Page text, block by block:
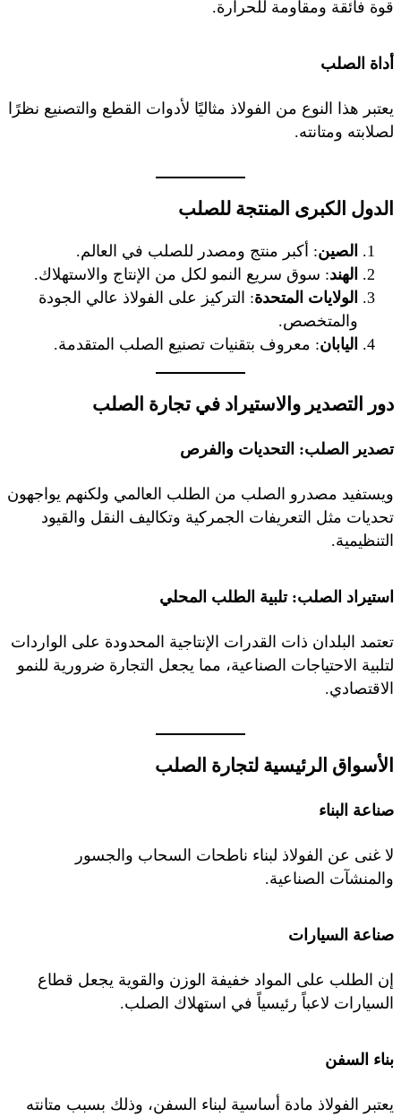
قوة فائقة ومقاومة للحرارة.
أداة الصلب
يعتبر هذا النوع من الفولاذ مثاليًا لأدوات القطع والتصنيع نظرًا
لصلابته ومتانته.
الدول الكبرى المنتجة للصلب
الصين: أكبر منتج ومصدر للصلب في العالم.
الهند: سوق سريع النمو لكل من الإنتاج والاستهلاك.
الولايات المتحدة: التركيز على الفولاذ عالي الجودة
والمتخصص.
اليابان: معروف بتقنيات تصنيع الصلب المتقدمة.
دور التصدير والاستيراد في تجارة الصلب
تصدير الصلب: التحديات والفرص
ويستفيد مصدرو الصلب من الطلب العالمي ولكنهم يواجهون
تحديات مثل التعريفات الجمركية وتكاليف النقل والقيود
التنظيمية.
استيراد الصلب: تلبية الطلب المحلي
تعتمد البلدان ذات القدرات الإنتاجية المحدودة على الواردات
لتلبية الاحتياجات الصناعية، مما يجعل التجارة ضرورية للنمو
الاقتصادي.
الأسواق الرئيسية لتجارة الصلب
صناعة البناء
لا غنى عن الفولاذ لبناء ناطحات السحاب والجسور
والمنشآت الصناعية.
صناعة السيارات
إن الطلب على المواد خفيفة الوزن والقوية يجعل قطاع
السيارات لاعباً رئيسياً في استهلاك الصلب.
بناء السفن
يعتبر الفولاذ مادة أساسية لبناء السفن، وذلك بسبب متانته